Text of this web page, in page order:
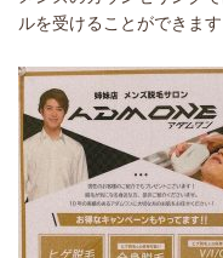
ルを受けることができます